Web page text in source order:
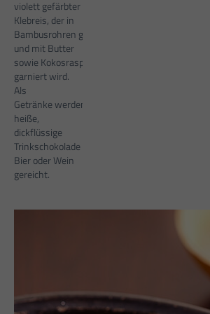
violett gefärbter
Klebreis, der in
Bambusrohren gedünstet
und mit Butter
sowie Kokosraspeln
garniert wird.
Als
Getränke werden
heiße,
dickflüssige
Trinkschokolade (tsokolate),
Bier oder Wein
gereicht.